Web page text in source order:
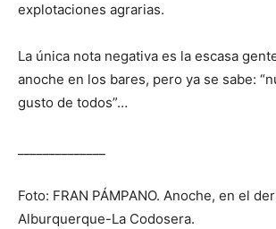
explotaciones agrarias.
La única nota negativa es la escasa
anoche en los bares, pero ya se sabe:
gusto de todos”…
Foto: FRAN PÁMPANO. Anoche, en el
Alburquerque-La Codosera.